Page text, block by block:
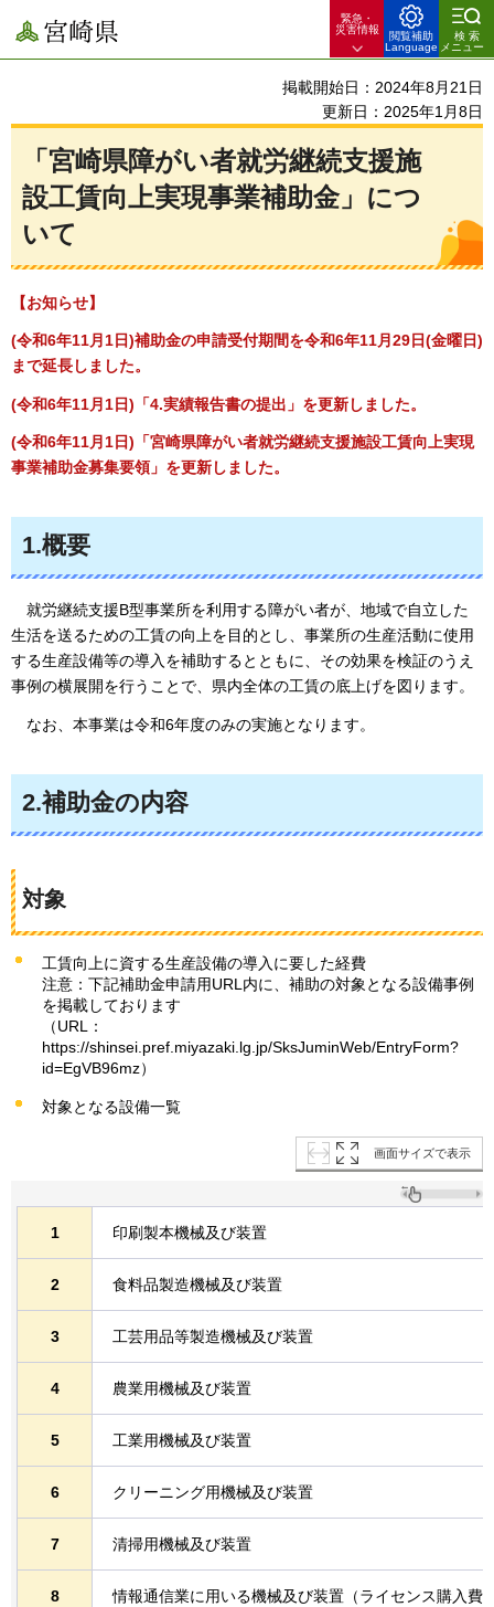
宮崎県
緊急・
災害情報
閲覧補助
Language
検索
メニュー
掲載開始日：2024年8月21日
更新日：2025年1月8日
「宮崎県障がい者就労継続支援施
設工賃向上実現事業補助金」につ
いて
【お知らせ】
(令和6年11月1日)補助金の申請受付期間を令和6年11月29日(金曜日)
まで延長しました。
(令和6年11月1日)「4.実績報告書の提出」を更新しました。
(令和6年11月1日)「宮崎県障がい者就労継続支援施設工賃向上実現
事業補助金募集要領」を更新しました。
1.概要
就労継続支援B型事業所を利用する障がい者が、地域で自立した
生活を送るための工賃の向上を目的とし、事業所の生産活動に使用
する生産設備等の導入を補助するとともに、その効果を検証のうえ
事例の横展開を行うことで、県内全体の工賃の底上げを図ります。
なお、本事業は令和6年度のみの実施となります。
2.補助金の内容
対象
工賃向上に資する生産設備の導入に要した経費
注意：下記補助金申請用URL内に、補助の対象となる設備事例
を掲載しております
（URL：
https://shinsei.pref.miyazaki.lg.jp/SksJuminWeb/EntryForm?
id=EgVB96mz）
対象となる設備一覧
画面サイズで表示
1 印刷製本機械及び装置
2 食料品製造機械及び装置
3 工芸用品等製造機械及び装置
4 農業用機械及び装置
5 工業用機械及び装置
6 クリーニング用機械及び装置
7 清掃用機械及び装置
8 情報通信業に用いる機械及び装置（ライセンス購入費